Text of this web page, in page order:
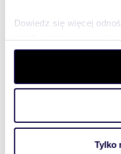
Dowiedz się więcej
szczegółów. W
wycofać swoją zgodę w
aby oferować funkcje
witrynie. Informacje o
analitycznym. Partnerzy
Tylko
WYRÓŻNIONE